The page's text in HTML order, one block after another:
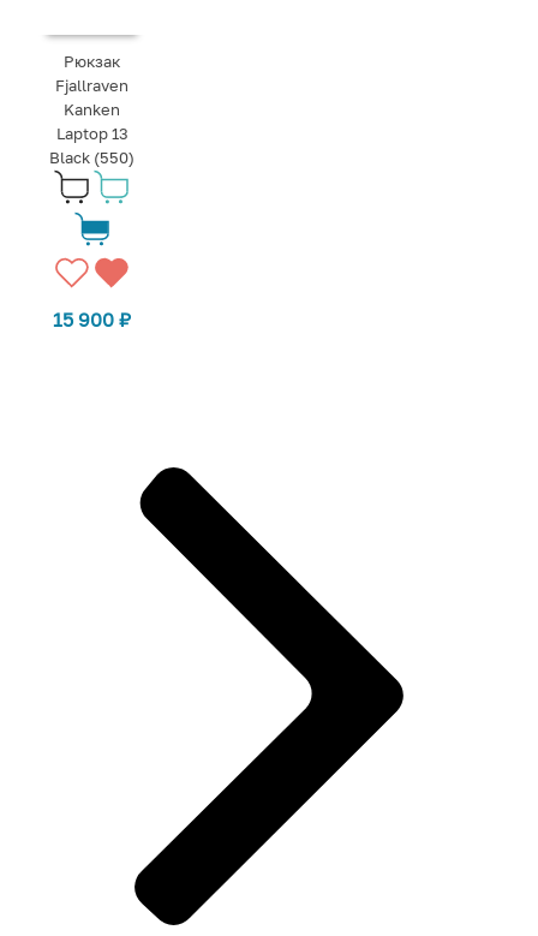
Рюкзак
Fjallraven
Kanken
Laptop 13
Black (550)
15 900₽